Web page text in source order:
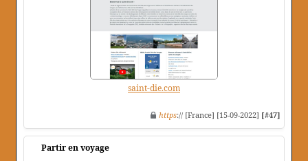
saint-die.com
https:// [France] [15-09-2022] [#47]
Partir en voyage